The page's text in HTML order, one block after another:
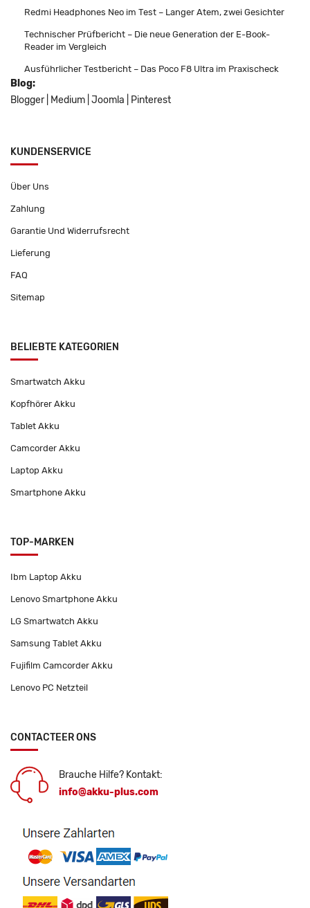
Redmi Headphones Neo im Test – Langer Atem, zwei Gesichter
Technischer Prüfbericht – Die neue Generation der E-Book-
Reader im Vergleich
Ausführlicher Testbericht – Das Poco F8 Ultra im Praxischeck
Blog:
Blogger
Medium Joomla Pinterest
KUNDENSERVICE
Über Uns
Zahlung
Garantie Und Widerrufsrecht
Lieferung
FAQ
Sitemap
BELIEBTE KATEGORIEN
Smartwatch Akku
Kopfhörer Akku
Tablet Akku
Camcorder Akku
Laptop Akku
Smartphone Akku
TOP-MARKEN
Ibm Laptop Akku
Lenovo Smartphone Akku
LG Smartwatch Akku
Samsung Tablet Akku
Fujifilm Camcorder Akku
Lenovo PC Netzteil
CONTACTEER ONS
Brauche Hilfe? Kontakt:
info@akku-plus.com